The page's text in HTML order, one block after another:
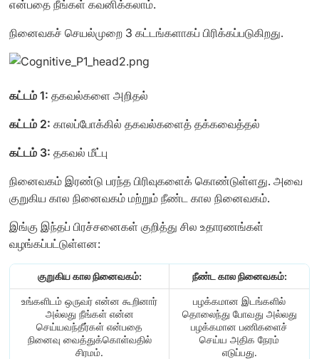
என்பதை நீங்கள் கவனிக்கலாம்.
நினைவகச் செயல்முறை 3 கட்டங்களாகப் பிரிக்கப்படுகிறது.
கட்டம் 1: தகவல்களை அறிதல்
கட்டம் 2: காலப்போக்கில் தகவல்களைத் தக்கவைத்தல்
கட்டம் 3: தகவல் மீட்பு
நினைவகம் இரண்டு பரந்த பிரிவுகளைக் கொண்டுள்ளது. அவை
குறுகிய கால நினைவகம் மற்றும் நீண்ட கால நினைவகம்.
இங்கு இந்தப் பிரச்சனைகள் குறித்து சில உதாரணங்கள்
வழங்கப்பட்டுள்ளன:
குறுகிய கால நினைவகம்: நீண்ட கால நினைவகம்:
உங்களிடம் ஒருவர் என்ன கூறினார்
அல்லது நீங்கள் என்ன
செய்யவந்தீர்கள் என்பதை
நினைவு வைத்துக்கொள்வதில்
சிரமம்.
பழக்கமான இடங்களில்
தொலைந்து போவது அல்லது
பழக்கமான பணிகளைச்
செய்ய அதிக நேரம்
எடுப்பது.